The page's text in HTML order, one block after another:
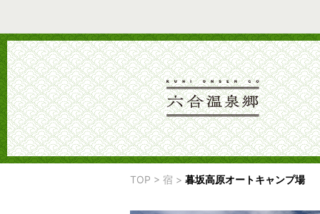
TOP > 宿 > 暮坂高原オートキャンプ場